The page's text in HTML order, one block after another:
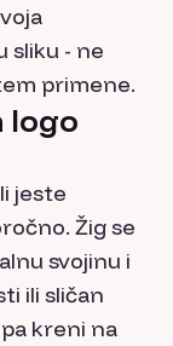
sliku - ne
primene.
logo
jeste
Žig se
svojinu i
ili sličan
kreni na